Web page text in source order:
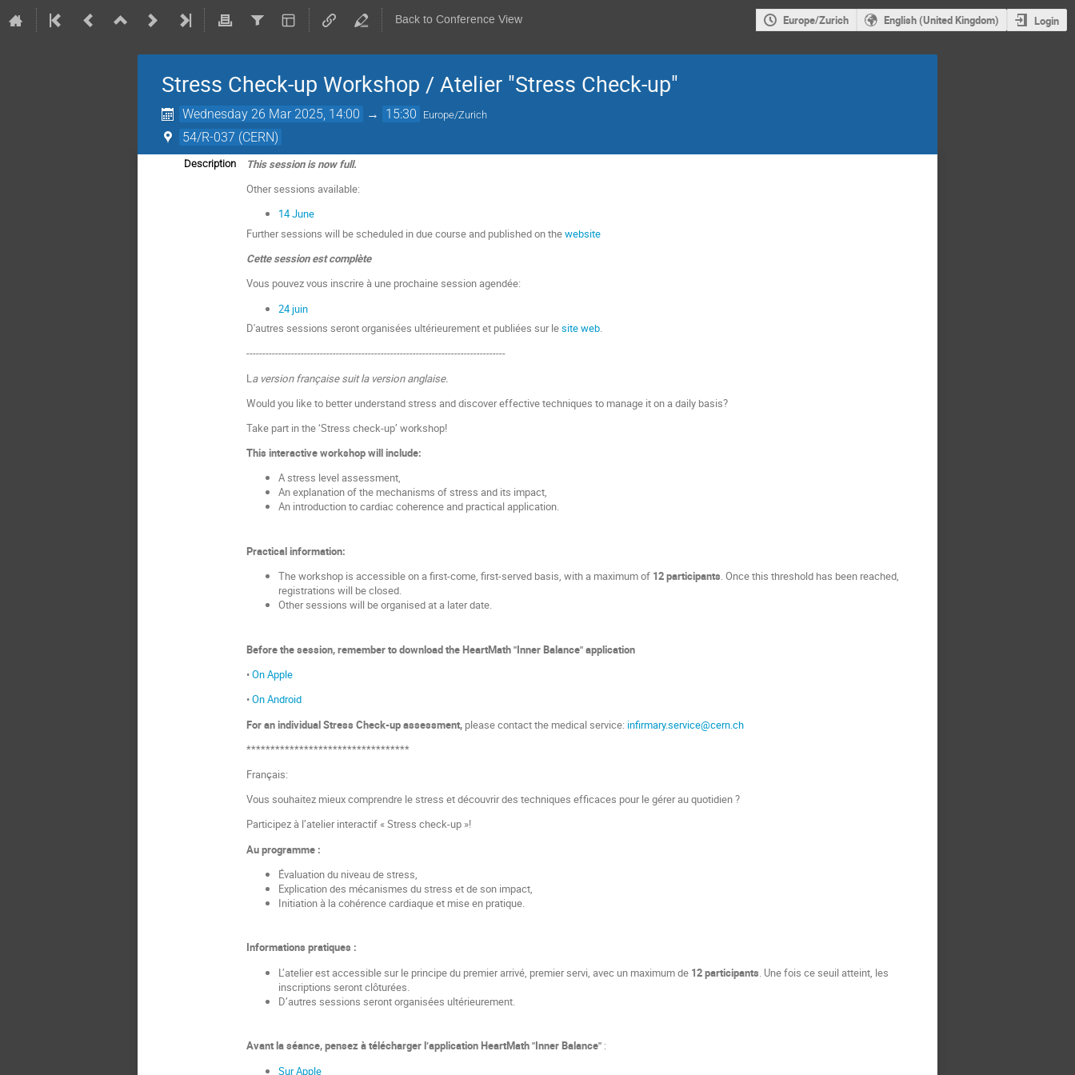
Back to Conference View Europe/Zurich English (United Kingdom) Login
Stress Check-up Workshop / Atelier "Stress Check-up"
Wednesday 26 Mar 2025, 14:00 → 15:30 Europe/Zurich
54/R-037 (CERN)
Description
This session is now full.
Other sessions available:
14 June
Further sessions will be scheduled in due course and published on thewebsite
Cette session est complète
Vous pouvez vous inscrire à une prochaine session agendée:
24 juin
D'autres sessions seront organisées ultérieurement et publiées sur lesite web.
---------------------------------------------------------------------------------
L a version française suit la version anglaise.
Would you like to better understand stress and discover effective techniques to manage it on a daily basis?
Take part in the ‘Stress check-up’ workshop!
This interactive workshop will include:
A stress level assessment,
An explanation of the mechanisms of stress and its impact,
An introduction to cardiac coherence and practical application.
Practical information:
The workshop is accessible on a first-come, first-served basis, with a maximum of 12 participants. Once this threshold has been reached,
registrations will be closed.
Other sessions will be organised at a later date.
Before the session, remember to download the HeartMath "Inner Balance" application
•On Apple
•On Android
For an individual Stress Check-up assessment, please contact the medical service: infirmary.service@cern.ch
**********************************
Français:
Vous souhaitez mieux comprendre le stress et découvrir des techniques efficaces pour le gérer au quotidien ?
Participez à l’atelier interactif « Stress check-up »!
Au programme :
Évaluation du niveau de stress,
Explication des mécanismes du stress et de son impact,
Initiation à la cohérence cardiaque et mise en pratique.
Informations pratiques :
L’atelier est accessible sur le principe du premier arrivé, premier servi, avec un maximum de 12 participants. Une fois ce seuil atteint, les
inscriptions seront clôturées.
D’autres sessions seront organisées ultérieurement.
Avant la séance, pensez à télécharger l’application HeartMath "Inner Balance" :
Sur Apple